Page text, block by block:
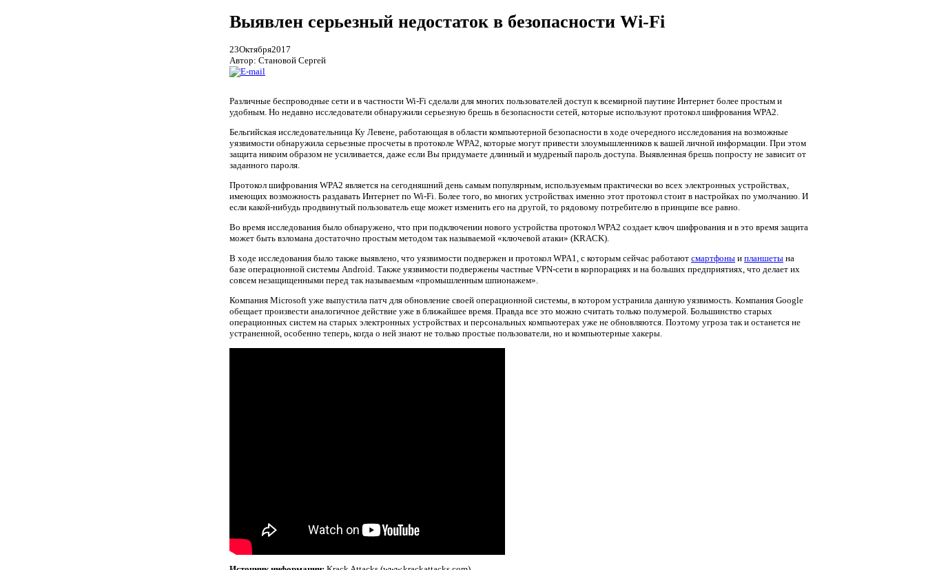
Выявлен серьезный недостаток в безопасности Wi-Fi
23Октября2017
Автор: Становой Сергей
Различные беспроводные сети и в частности Wi-Fi сделали для многих пользователей доступ к всемирной паутине Интернет более простым и
удобным. Но недавно исследователи обнаружили серьезную брешь в безопасности сетей, которые используют протокол шифрования WPA2.
Бельгийская исследовательница Ку Левене, работающая в области компьютерной безопасности в ходе очередного исследования на возможные
уязвимости обнаружила серьезные просчеты в протоколе WPA2, которые могут привести злоумышленников к вашей личной информации. При этом
защита никоим образом не усиливается, даже если Вы придумаете длинный и мудреный пароль доступа. Выявленная брешь попросту не зависит от
заданного пароля.
Протокол шифрования WPA2 является на сегодняшний день самым популярным, используемым практически во всех электронных устройствах,
имеющих возможность раздавать Интернет по Wi-Fi. Более того, во многих устройствах именно этот протокол стоит в настройках по умолчанию. И
если какой-нибудь продвинутый пользователь еще может изменить его на другой, то рядовому потребителю в принципе все равно.
Во время исследования было обнаружено, что при подключении нового устройства протокол WPA2 создает ключ шифрования и в это время защита
может быть взломана достаточно простым методом так называемой «ключевой атаки» (KRACK).
В ходе исследования было также выявлено, что уязвимости подвержен и протокол WPA1, с которым сейчас работают смартфоны и планшеты на
базе операционной системы Android. Также уязвимости подвержены частные VPN-сети в корпорациях и на больших предприятиях, что делает их
совсем незащищенными перед так называемым «промышленным шпионажем».
Компания Microsoft уже выпустила патч для обновление своей операционной системы, в котором устранила данную уязвимость. Компания Google
обещает произвести аналогичное действие уже в ближайшее время. Правда все это можно считать только полумерой. Большинство старых
операционных систем на старых электронных устройствах и персональных компьютерах уже не обновляются. Поэтому угроза так и останется не
устраненной, особенно теперь, когда о ней знают не только простые пользователи, но и компьютерные хакеры.